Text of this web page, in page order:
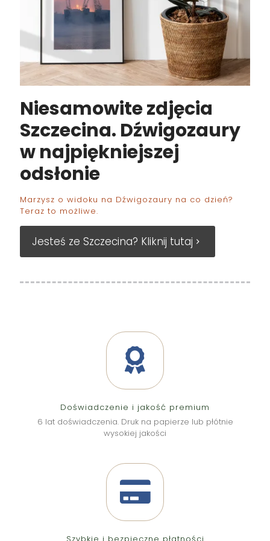
Niesamowite zdjęcia
Szczecina. Dźwigozaury
w najpiękniejszej
odsłonie
Marzysz o widoku na Dźwigozaury na co dzień?
Teraz to możliwe.
Jesteś ze Szczecina? Kliknij tutaj
Doświadczenie i jakość premium
6 lat doświadczenia. Druk na papierze lub płótnie
wysokiej jakości